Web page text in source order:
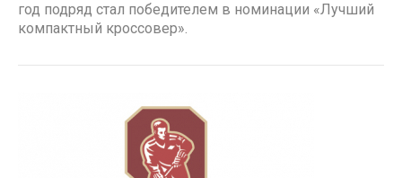
год подряд стал победителем в номинации «Лучший
компактный кроссовер».